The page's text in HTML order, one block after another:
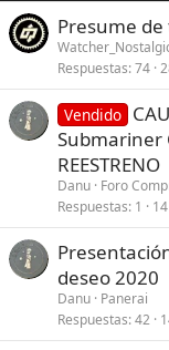
Presume
Respuestas 74
Vendido
Submariner
REESTRENO
Danu Foro
Respuestas 1
deseo 2020
Danu Panerai
Respuestas 42